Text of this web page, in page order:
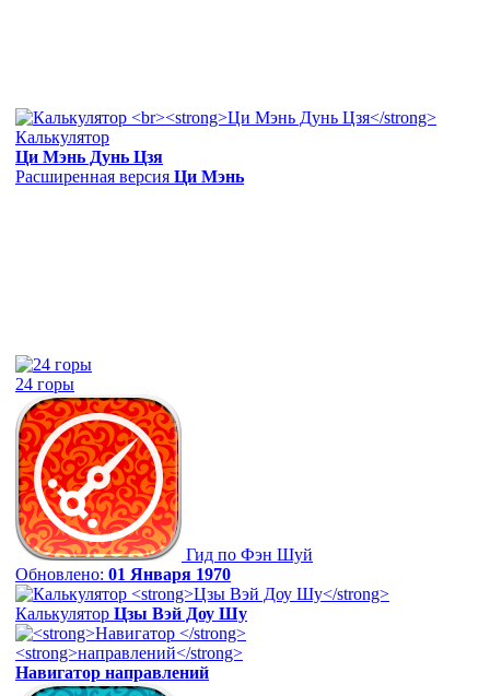
Калькулятор
Ци Мэнь Дунь Цзя
Расширенная версия Ци Мэнь
24 горы
Гид по Фэн Шуй
Обновлено: 01 Января 1970
Калькулятор Цзы Вэй Доу Шу
Навигатор направлений